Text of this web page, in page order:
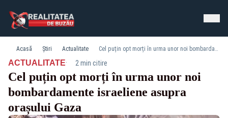
Acasă Știri Actualitate Cel puțin opt morți în urma unor noi bombardamente israeliene asupra orașului Gaza
ACTUALITATE· 2 min citire
Cel puțin opt morți în urma unor noi
bombardamente israeliene asupra
orașului Gaza